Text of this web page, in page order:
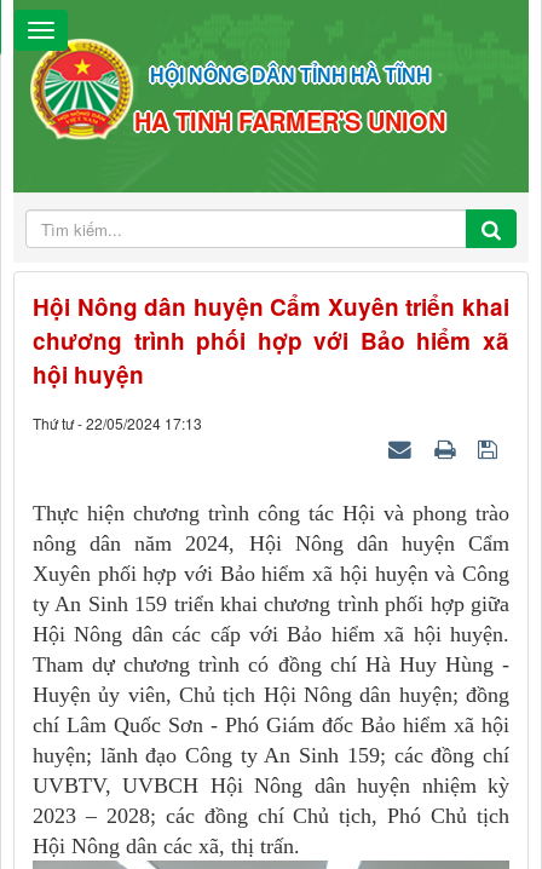
HỘI NÔNG DÂN TỈNH HÀ TĨNH
HA TINH FARMER'S UNION
Hội Nông dân huyện Cẩm Xuyên triển khai
chương trình phối hợp với Bảo hiểm xã
hội huyện
Thứ tư - 22/05/2024 17:13
Thực hiện chương trình công tác Hội và phong trào
nông dân năm 2024, Hội Nông dân huyện Cẩm
Xuyên phối hợp với Bảo hiểm xã hội huyện và Công
ty An Sinh 159 triển khai chương trình phối hợp giữa
Hội Nông dân các cấp với Bảo hiểm xã hội huyện.
Tham dự chương trình có đồng chí Hà Huy Hùng -
Huyện ủy viên, Chủ tịch Hội Nông dân huyện; đồng
chí Lâm Quốc Sơn - Phó Giám đốc Bảo hiểm xã hội
huyện; lãnh đạo Công ty An Sinh 159; các đồng chí
UVBTV, UVBCH Hội Nông dân huyện nhiệm kỳ
2023 – 2028; các đồng chí Chủ tịch, Phó Chủ tịch
Hội Nông dân các xã, thị trấn.